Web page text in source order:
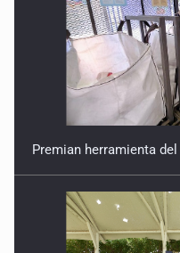
Premian herramienta